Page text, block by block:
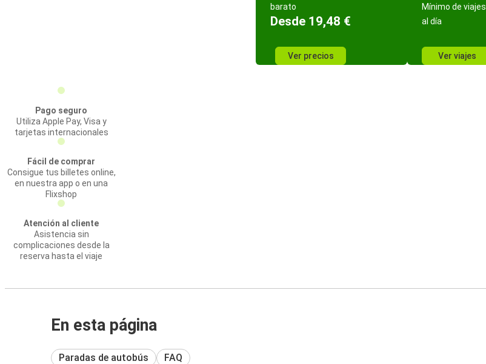
barato
Desde 19,48 €
Ver precios
Mínimo de viajes
al día
Ver viajes
Pago seguro
Utiliza Apple Pay, Visa y
tarjetas internacionales
Fácil de comprar
Consigue tus billetes online,
en nuestra app o en una
Flixshop
Atención al cliente
Asistencia sin
complicaciones desde la
reserva hasta el viaje
En esta página
Paradas de autobús FAQ